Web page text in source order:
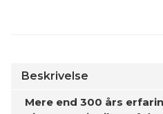
Beskrivelse
Mere end 300 års